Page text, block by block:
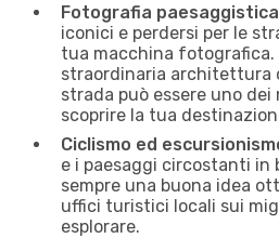
Fotografia
iconici e perdersi per le
tua macchina fotografica.
straordinaria architettura
strada può essere uno dei
scoprire la tua
Ciclismo ed
e i paesaggi circostanti in
sempre una buona idea
uffici turistici locali sui
esplorare.